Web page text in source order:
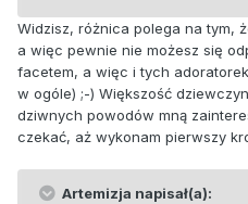
Widzisz, różnica polega na tym,
a więc pewnie nie możesz się
facetem, a więc i tych
w ogóle) ;-) Większość
dziwnych powodów mną
czekać, aż wykonam pierwszy
Artemizja napisał(a):